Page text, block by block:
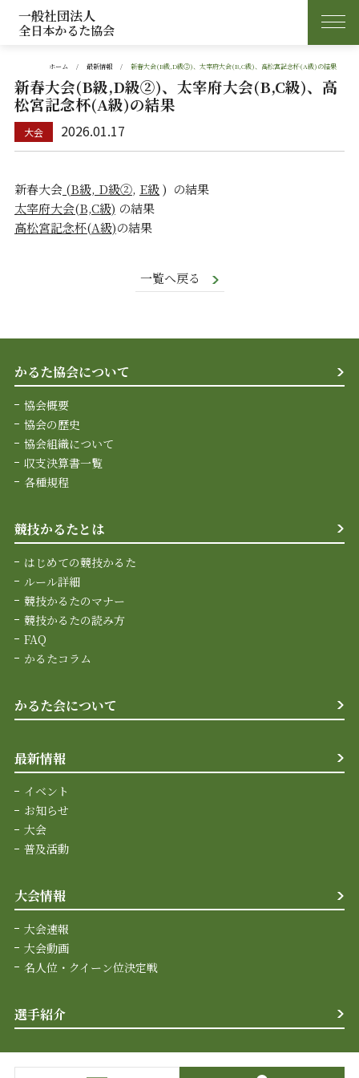
一般社団法人
全日本かるた協会
ホーム 最新情報 新春大会(B級,D級②)、太宰府大会(B,C級)、高松宮記念杯(A級)の結果
新春大会(B級,D級②)、太宰府大会(B,C級)、高
松宮記念杯(A級)の結果
2026.01.17
新春大会(B級, D級②, E級) の結果
太宰府大会(B,C級) の結果
高松宮記念杯(A級)の結果
一覧へ戻る
かるた協会について
協会概要
協会の歴史
協会組織について
収支決算書一覧
各種規程
競技かるたとは
はじめての競技かるた
ルール詳細
競技かるたのマナー
競技かるたの読み方
FAQ
かるたコラム
かるた会について
最新情報
イベント
お知らせ
大会
普及活動
大会情報
大会速報
大会動画
名人位・クイーン位決定戦
選手紹介